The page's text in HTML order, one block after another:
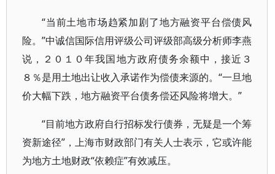
“当前土地市场趋紧加剧了地方融资平台偿债风
险。”中诚信国际信用评级公司评级部高级分析师李燕
说，２０１０年我国地方政府债务余额中，接近３
８％是用土地出让收入承诺作为偿债来源的。“一旦地
价大幅下跌，地方融资平台债务偿还风险将增大。”
“目前地方政府自行招标发行债券，无疑是一个筹
资新途径”，上海市财政部门有关人士表示，它或许能
为地方土地财政“依赖症”有效减压。